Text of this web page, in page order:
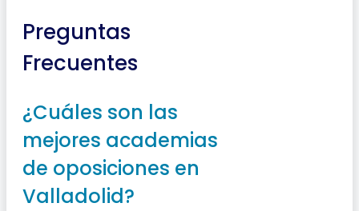
Preguntas
Frecuentes
¿Cuáles son las
mejores academias
de oposiciones en
Valladolid?